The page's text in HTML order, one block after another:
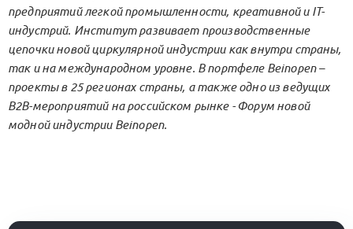
предприятий легкой промышленности, креативной и IT-
индустрий. Институт развивает производственные
цепочки новой циркулярной индустрии как внутри страны,
так и на международном уровне. В портфеле Beinopen –
проекты в 25 регионах страны, а также одно из ведущих
B2B-мероприятий на российском рынке - Форум новой
модной индустрии Beinopen.